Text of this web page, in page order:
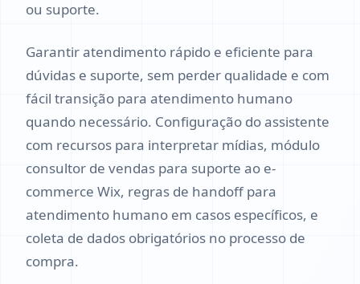
ou suporte.
Garantir atendimento rápido e eficiente para
dúvidas e suporte, sem perder qualidade e com
fácil transição para atendimento humano
quando necessário. Configuração do assistente
com recursos para interpretar mídias, módulo
consultor de vendas para suporte ao e-
commerce Wix, regras de handoff para
atendimento humano em casos específicos, e
coleta de dados obrigatórios no processo de
compra.